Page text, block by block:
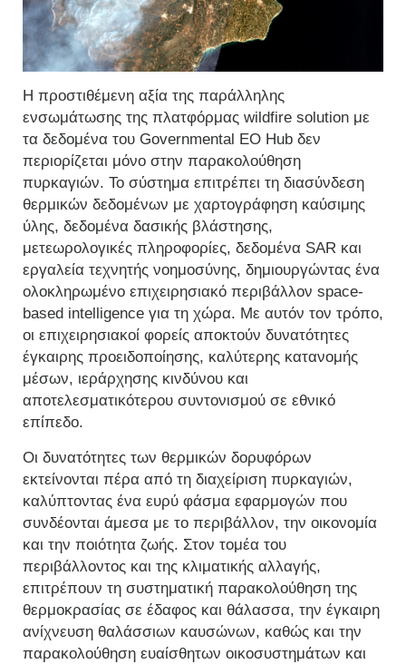
Η προστιθέμενη αξία της παράλληλης
ενσωμάτωσης της πλατφόρμας wildfire solution με
τα δεδομένα του Governmental EO Hub δεν
περιορίζεται μόνο στην παρακολούθηση
πυρκαγιών. Το σύστημα επιτρέπει τη διασύνδεση
θερμικών δεδομένων με χαρτογράφηση καύσιμης
ύλης, δεδομένα δασικής βλάστησης,
μετεωρολογικές πληροφορίες, δεδομένα SAR και
εργαλεία τεχνητής νοημοσύνης, δημιουργώντας ένα
ολοκληρωμένο επιχειρησιακό περιβάλλον space-
based intelligence για τη χώρα. Με αυτόν τον τρόπο,
οι επιχειρησιακοί φορείς αποκτούν δυνατότητες
έγκαιρης προειδοποίησης, καλύτερης κατανομής
μέσων, ιεράρχησης κινδύνου και
αποτελεσματικότερου συντονισμού σε εθνικό
επίπεδο.
Οι δυνατότητες των θερμικών δορυφόρων
εκτείνονται πέρα από τη διαχείριση πυρκαγιών,
καλύπτοντας ένα ευρύ φάσμα εφαρμογών που
συνδέονται άμεσα με το περιβάλλον, την οικονομία
και την ποιότητα ζωής. Στον τομέα του
περιβάλλοντος και της κλιματικής αλλαγής,
επιτρέπουν τη συστηματική παρακολούθηση της
θερμοκρασίας σε έδαφος και θάλασσα, την έγκαιρη
ανίχνευση θαλάσσιων καυσώνων, καθώς και την
παρακολούθηση ευαίσθητων οικοσυστημάτων και